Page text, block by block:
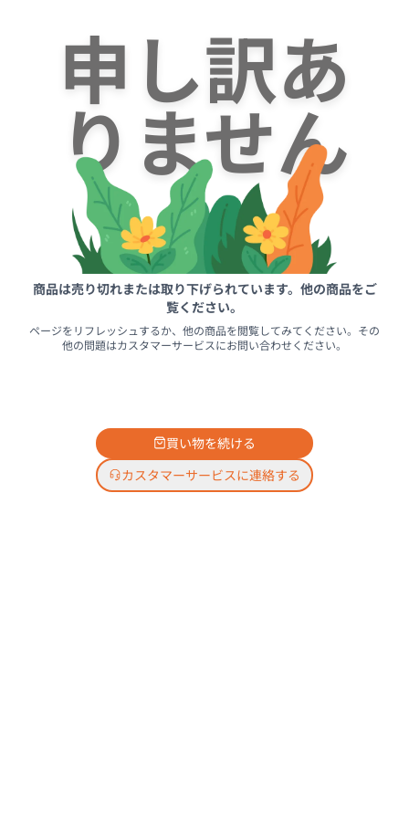
申し訳あ
りません
商品は売り切れまたは取り下げられています。他の商品をご
覧ください。
ページをリフレッシュするか、他の商品を閲覧してみてください。その
他の問題はカスタマーサービスにお問い合わせください。
買い物を続ける
カスタマーサービスに連絡する